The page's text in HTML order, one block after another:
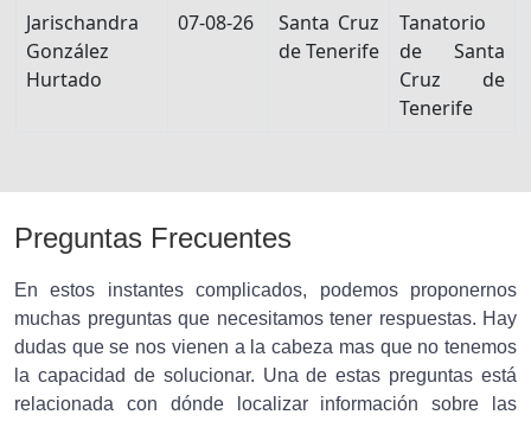
Jarischandra
González
Hurtado
07-08-26
Santa Cruz
de Tenerife
Tanatorio
de Santa
Cruz de
Tenerife
Preguntas Frecuentes
En estos instantes complicados, podemos proponernos
muchas preguntas que necesitamos tener respuestas. Hay
dudas que se nos vienen a la cabeza mas que no tenemos
la capacidad de solucionar. Una de estas preguntas está
relacionada con dónde localizar información sobre las